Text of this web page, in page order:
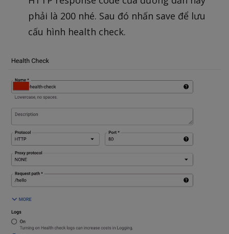
phải là 200 nhé. Sau đó nhấn save để lưu
cấu hình health check.